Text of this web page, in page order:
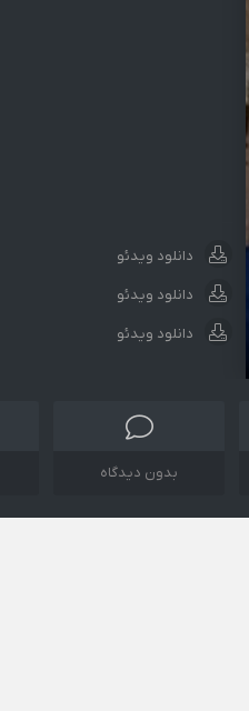
دانلود ویدئو
دانلود ویدئو
دانلود ویدئو
بدون دیدگاه